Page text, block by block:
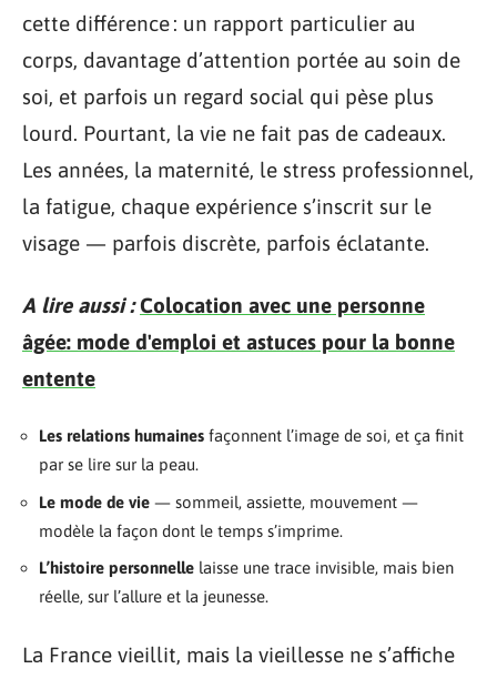
cette différence : un rapport particulier au
corps, davantage d’attention portée au soin de
soi, et parfois un regard social qui pèse plus
lourd. Pourtant, la vie ne fait pas de cadeaux.
Les années, la maternité, le stress professionnel,
la fatigue, chaque expérience s’inscrit sur le
visage — parfois discrète, parfois éclatante.
A lire aussi : Colocation avec une personne
âgée: mode d'emploi et astuces pour la bonne
entente
Les relations humaines façonnent l’image de soi, et ça finit
par se lire sur la peau.
Le mode de vie — sommeil, assiette, mouvement —
modèle la façon dont le temps s’imprime.
L’histoire personnelle laisse une trace invisible, mais bien
réelle, sur l’allure et la jeunesse.
La France vieillit, mais la vieillesse ne s’affiche